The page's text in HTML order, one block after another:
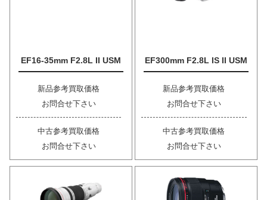
EF16-35mm F2.8L II USM
新品参考買取価格
お問合せ下さい
中古参考買取価格
お問合せ下さい
EF300mm F2.8L IS II USM
新品参考買取価格
お問合せ下さい
中古参考買取価格
お問合せ下さい